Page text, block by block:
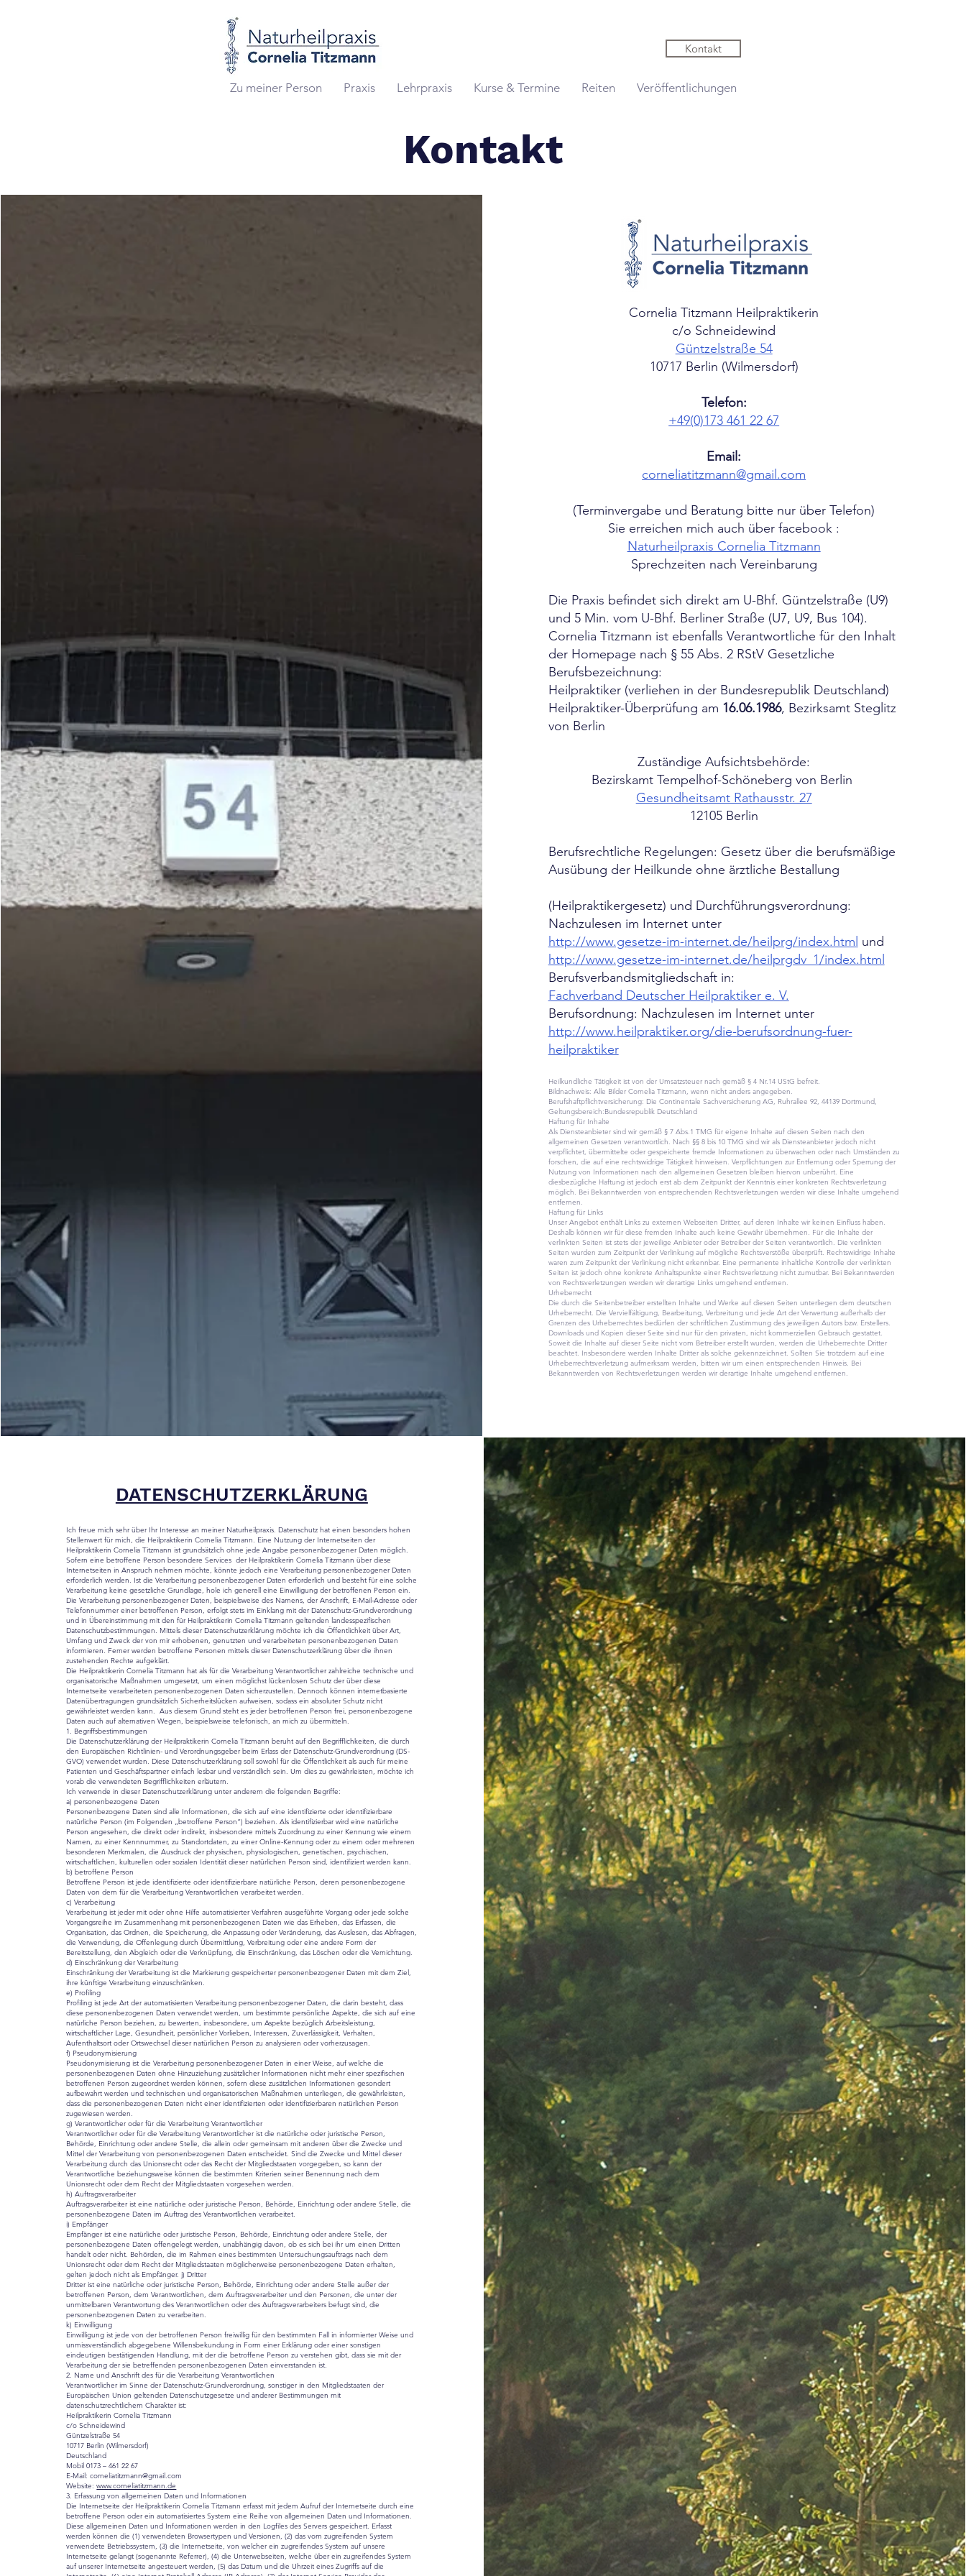
Zu meiner Person Praxis Lehrpraxis Kurse & Termine Reiten Veröffentlichungen
Kontakt
Kontakt
Cornelia Titzmann Heilpraktikerin
c/o Schneidewind
Güntzelstraße 54
10717 Berlin (Wilmersdorf)
Telefon:
+49(0)173 461 22 67
Email:
corneliatitzmann@gmail.com
(Terminvergabe und Beratung bitte nur über Telefon)
Sie erreichen mich auch über facebook :
Naturheilpraxis Cornelia Titzmann
Sprechzeiten nach Vereinbarung
Die Praxis befindet sich direkt am U-Bhf. Güntzelstraße (U9)
und 5 Min. vom U-Bhf. Berliner Straße (U7, U9, Bus 104).
Cornelia Titzmann ist ebenfalls Verantwortliche für den Inhalt
der Homepage nach § 55 Abs. 2 RStV Gesetzliche
Berufsbezeichnung:
Heilpraktiker (verliehen in der Bundesrepublik Deutschland)
Heilpraktiker-Überprüfung am 16.06.1986, Bezirksamt Steglitz
von Berlin
Zuständige Aufsichtsbehörde:
Bezirskamt Tempelhof-Schöneberg von Berlin
Gesundheitsamt Rathausstr. 27
12105 Berlin
Berufsrechtliche Regelungen: Gesetz über die berufsmäßige
Ausübung der Heilkunde ohne ärztliche Bestallung
(Heilpraktikergesetz) und Durchführungsverordnung:
Nachzulesen im Internet unter
http://www.gesetze-im-internet.de/heilprg/index.html und
http://www.gesetze-im-internet.de/heilprgdv_1/index.html
Berufsverbandsmitgliedschaft in:
Fachverband Deutscher Heilpraktiker e. V.
Berufsordnung: Nachzulesen im Internet unter
http://www.heilpraktiker.org/die-berufsordnung-fuer-
heilpraktiker
Heilkundliche Tätigkeit ist von der Umsatzsteuer nach gemäß § 4 Nr.14 UStG befreit.
Bildnachweis: Alle Bilder Cornelia Titzmann, wenn nicht anders angegeben.
Berufshaftpflichtversicherung: Die Continentale Sachversicherung AG, Ruhrallee 92, 44139 Dortmund,
Geltungsbereich:Bundesrepublik Deutschland
Haftung für Inhalte
Als Diensteanbieter sind wir gemäß § 7 Abs.1 TMG für eigene Inhalte auf diesen Seiten nach den
allgemeinen Gesetzen verantwortlich. Nach §§ 8 bis 10 TMG sind wir als Diensteanbieter jedoch nicht
verpflichtet, übermittelte oder gespeicherte fremde Informationen zu überwachen oder nach Umständen zu
forschen, die auf eine rechtswidrige Tätigkeit hinweisen. Verpflichtungen zur Entfernung oder Sperrung der
Nutzung von Informationen nach den allgemeinen Gesetzen bleiben hiervon unberührt. Eine
diesbezügliche Haftung ist jedoch erst ab dem Zeitpunkt der Kenntnis einer konkreten Rechtsverletzung
möglich. Bei Bekanntwerden von entsprechenden Rechtsverletzungen werden wir diese Inhalte umgehend
entfernen.
Haftung für Links
Unser Angebot enthält Links zu externen Webseiten Dritter, auf deren Inhalte wir keinen Einfluss haben.
Deshalb können wir für diese fremden Inhalte auch keine Gewähr übernehmen. Für die Inhalte der
verlinkten Seiten ist stets der jeweilige Anbieter oder Betreiber der Seiten verantwortlich. Die verlinkten
Seiten wurden zum Zeitpunkt der Verlinkung auf mögliche Rechtsverstöße überprüft. Rechtswidrige Inhalte
waren zum Zeitpunkt der Verlinkung nicht erkennbar. Eine permanente inhaltliche Kontrolle der verlinkten
Seiten ist jedoch ohne konkrete Anhaltspunkte einer Rechtsverletzung nicht zumutbar. Bei Bekanntwerden
von Rechtsverletzungen werden wir derartige Links umgehend entfernen.
Urheberrecht
Die durch die Seitenbetreiber erstellten Inhalte und Werke auf diesen Seiten unterliegen dem deutschen
Urheberrecht. Die Vervielfältigung, Bearbeitung, Verbreitung und jede Art der Verwertung außerhalb der
Grenzen des Urheberrechtes bedürfen der schriftlichen Zustimmung des jeweiligen Autors bzw. Erstellers.
Downloads und Kopien dieser Seite sind nur für den privaten, nicht kommerziellen Gebrauch gestattet.
Soweit die Inhalte auf dieser Seite nicht vom Betreiber erstellt wurden, werden die Urheberrechte Dritter
beachtet. Insbesondere werden Inhalte Dritter als solche gekennzeichnet. Sollten Sie trotzdem auf eine
Urheberrechtsverletzung aufmerksam werden, bitten wir um einen entsprechenden Hinweis. Bei
Bekanntwerden von Rechtsverletzungen werden wir derartige Inhalte umgehend entfernen.
DATENSCHUTZERKLÄRUNG
Ich freue mich sehr über Ihr Interesse an meiner Naturheilpraxis. Datenschutz hat einen besonders hohen
Stellenwert für mich, die Heilpraktikerin Cornelia Titzmann. Eine Nutzung der Internetseiten der
Heilpraktikerin Cornelia Titzmann ist grundsätzlich ohne jede Angabe personenbezogener Daten möglich.
Sofern eine betroffene Person besondere Services der Heilpraktikerin Cornelia Titzmann über diese
Internetseiten in Anspruch nehmen möchte, könnte jedoch eine Verarbeitung personenbezogener Daten
erforderlich werden. Ist die Verarbeitung personenbezogener Daten erforderlich und besteht für eine solche
Verarbeitung keine gesetzliche Grundlage, hole ich generell eine Einwilligung der betroffenen Person ein.
Die Verarbeitung personenbezogener Daten, beispielsweise des Namens, der Anschrift, E-Mail-Adresse oder
Telefonnummer einer betroffenen Person, erfolgt stets im Einklang mit der Datenschutz-Grundverordnung
und in Übereinstimmung mit den für Heilpraktikerin Cornelia Titzmann geltenden landesspezifischen
Datenschutzbestimmungen. Mittels dieser Datenschutzerklärung möchte ich die Öffentlichkeit über Art,
Umfang und Zweck der von mir erhobenen, genutzten und verarbeiteten personenbezogenen Daten
informieren. Ferner werden betroffene Personen mittels dieser Datenschutzerklärung über die ihnen
zustehenden Rechte aufgeklärt.
Die Heilpraktikerin Cornelia Titzmann hat als für die Verarbeitung Verantwortlicher zahlreiche technische und
organisatorische Maßnahmen umgesetzt, um einen möglichst lückenlosen Schutz der über diese
Internetseite verarbeiteten personenbezogenen Daten sicherzustellen. Dennoch können internetbasierte
Datenübertragungen grundsätzlich Sicherheitslücken aufweisen, sodass ein absoluter Schutz nicht
gewährleistet werden kann. Aus diesem Grund steht es jeder betroffenen Person frei, personenbezogene
Daten auch auf alternativen Wegen, beispielsweise telefonisch, an mich zu übermitteln.
1. Begriffsbestimmungen
Die Datenschutzerklärung der Heilpraktikerin Cornelia Titzmann beruht auf den Begrifflichkeiten, die durch
den Europäischen Richtlinien- und Verordnungsgeber beim Erlass der Datenschutz-Grundverordnung (DS-
GVO) verwendet wurden. Diese Datenschutzerklärung soll sowohl für die Öffentlichkeit als auch für meine
Patienten und Geschäftspartner einfach lesbar und verständlich sein. Um dies zu gewährleisten, möchte ich
vorab die verwendeten Begrifflichkeiten erläutern.
Ich verwende in dieser Datenschutzerklärung unter anderem die folgenden Begriffe:
a) personenbezogene Daten
Personenbezogene Daten sind alle Informationen, die sich auf eine identifizierte oder identifizierbare
natürliche Person (im Folgenden „betroffene Person“) beziehen. Als identifizierbar wird eine natürliche
Person angesehen, die direkt oder indirekt, insbesondere mittels Zuordnung zu einer Kennung wie einem
Namen, zu einer Kennnummer, zu Standortdaten, zu einer Online-Kennung oder zu einem oder mehreren
besonderen Merkmalen, die Ausdruck der physischen, physiologischen, genetischen, psychischen,
wirtschaftlichen, kulturellen oder sozialen Identität dieser natürlichen Person sind, identifiziert werden kann.
b) betroffene Person
Betroffene Person ist jede identifizierte oder identifizierbare natürliche Person, deren personenbezogene
Daten von dem für die Verarbeitung Verantwortlichen verarbeitet werden.
c) Verarbeitung
Verarbeitung ist jeder mit oder ohne Hilfe automatisierter Verfahren ausgeführte Vorgang oder jede solche
Vorgangsreihe im Zusammenhang mit personenbezogenen Daten wie das Erheben, das Erfassen, die
Organisation, das Ordnen, die Speicherung, die Anpassung oder Veränderung, das Auslesen, das Abfragen,
die Verwendung, die Offenlegung durch Übermittlung, Verbreitung oder eine andere Form der
Bereitstellung, den Abgleich oder die Verknüpfung, die Einschränkung, das Löschen oder die Vernichtung.
d) Einschränkung der Verarbeitung
Einschränkung der Verarbeitung ist die Markierung gespeicherter personenbezogener Daten mit dem Ziel,
ihre künftige Verarbeitung einzuschränken.
e) Profiling
Profiling ist jede Art der automatisierten Verarbeitung personenbezogener Daten, die darin besteht, dass
diese personenbezogenen Daten verwendet werden, um bestimmte persönliche Aspekte, die sich auf eine
natürliche Person beziehen, zu bewerten, insbesondere, um Aspekte bezüglich Arbeitsleistung,
wirtschaftlicher Lage, Gesundheit, persönlicher Vorlieben, Interessen, Zuverlässigkeit, Verhalten,
Aufenthaltsort oder Ortswechsel dieser natürlichen Person zu analysieren oder vorherzusagen.
f) Pseudonymisierung
Pseudonymisierung ist die Verarbeitung personenbezogener Daten in einer Weise, auf welche die
personenbezogenen Daten ohne Hinzuziehung zusätzlicher Informationen nicht mehr einer spezifischen
betroffenen Person zugeordnet werden können, sofern diese zusätzlichen Informationen gesondert
aufbewahrt werden und technischen und organisatorischen Maßnahmen unterliegen, die gewährleisten,
dass die personenbezogenen Daten nicht einer identifizierten oder identifizierbaren natürlichen Person
zugewiesen werden.
g) Verantwortlicher oder für die Verarbeitung Verantwortlicher
Verantwortlicher oder für die Verarbeitung Verantwortlicher ist die natürliche oder juristische Person,
Behörde, Einrichtung oder andere Stelle, die allein oder gemeinsam mit anderen über die Zwecke und
Mittel der Verarbeitung von personenbezogenen Daten entscheidet. Sind die Zwecke und Mittel dieser
Verarbeitung durch das Unionsrecht oder das Recht der Mitgliedstaaten vorgegeben, so kann der
Verantwortliche beziehungsweise können die bestimmten Kriterien seiner Benennung nach dem
Unionsrecht oder dem Recht der Mitgliedstaaten vorgesehen werden.
h) Auftragsverarbeiter
Auftragsverarbeiter ist eine natürliche oder juristische Person, Behörde, Einrichtung oder andere Stelle, die
personenbezogene Daten im Auftrag des Verantwortlichen verarbeitet.
i) Empfänger
Empfänger ist eine natürliche oder juristische Person, Behörde, Einrichtung oder andere Stelle, der
personenbezogene Daten offengelegt werden, unabhängig davon, ob es sich bei ihr um einen Dritten
handelt oder nicht. Behörden, die im Rahmen eines bestimmten Untersuchungsauftrags nach dem
Unionsrecht oder dem Recht der Mitgliedstaaten möglicherweise personenbezogene Daten erhalten,
gelten jedoch nicht als Empfänger. j) Dritter
Dritter ist eine natürliche oder juristische Person, Behörde, Einrichtung oder andere Stelle außer der
betroffenen Person, dem Verantwortlichen, dem Auftragsverarbeiter und den Personen, die unter der
unmittelbaren Verantwortung des Verantwortlichen oder des Auftragsverarbeiters befugt sind, die
personenbezogenen Daten zu verarbeiten.
k) Einwilligung
Einwilligung ist jede von der betroffenen Person freiwillig für den bestimmten Fall in informierter Weise und
unmissverständlich abgegebene Willensbekundung in Form einer Erklärung oder einer sonstigen
eindeutigen bestätigenden Handlung, mit der die betroffene Person zu verstehen gibt, dass sie mit der
Verarbeitung der sie betreffenden personenbezogenen Daten einverstanden ist.
2. Name und Anschrift des für die Verarbeitung Verantwortlichen
Verantwortlicher im Sinne der Datenschutz-Grundverordnung, sonstiger in den Mitgliedstaaten der
Europäischen Union geltenden Datenschutzgesetze und anderer Bestimmungen mit
datenschutzrechtlichem Charakter ist:
Heilpraktikerin Cornelia Titzmann
c/o Schneidewind
Güntzelstraße 54
10717 Berlin (Wilmersdorf)
Deutschland
Mobil 0173 – 461 22 67
E-Mail:corneliatitzmann@gmail.com
Website:www.corneliatitzmann.de
3. Erfassung von allgemeinen Daten und Informationen
Die Internetseite der Heilpraktikerin Cornelia Titzmann erfasst mit jedem Aufruf der Internetseite durch eine
betroffene Person oder ein automatisiertes System eine Reihe von allgemeinen Daten und Informationen.
Diese allgemeinen Daten und Informationen werden in den Logfiles des Servers gespeichert. Erfasst
werden können die (1) verwendeten Browsertypen und Versionen, (2) das vom zugreifenden System
verwendete Betriebssystem, (3) die Internetseite, von welcher ein zugreifendes System auf unsere
Internetseite gelangt (sogenannte Referrer), (4) die Unterwebseiten, welche über ein zugreifendes System
auf unserer Internetseite angesteuert werden, (5) das Datum und die Uhrzeit eines Zugriffs auf die